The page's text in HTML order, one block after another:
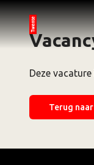
Deze
Terug